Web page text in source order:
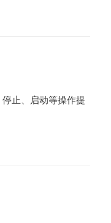
止、启动等操作提